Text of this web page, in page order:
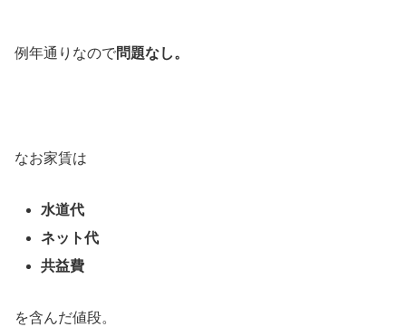
例年通りなので問題なし。
なお家賃は
水道代
ネット代
共益費
を含んだ値段。